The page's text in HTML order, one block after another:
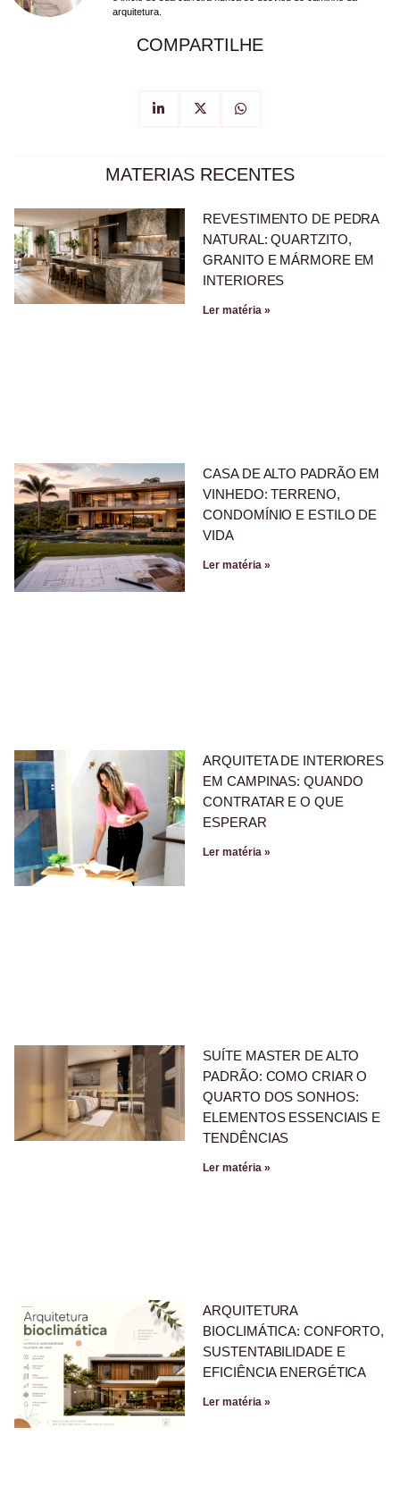
arquitetura.
COMPARTILHE
MATERIAS RECENTES
REVESTIMENTO DE PEDRA
NATURAL: QUARTZITO,
GRANITO E MÁRMORE EM
INTERIORES
Ler matéria »
CASA DE ALTO PADRÃO EM
VINHEDO: TERRENO,
CONDOMÍNIO E ESTILO DE
VIDA
Ler matéria »
ARQUITETA DE INTERIORES
EM CAMPINAS: QUANDO
CONTRATAR E O QUE
ESPERAR
Ler matéria »
SUÍTE MASTER DE ALTO
PADRÃO: COMO CRIAR O
QUARTO DOS SONHOS:
ELEMENTOS ESSENCIAIS E
TENDÊNCIAS
Ler matéria »
ARQUITETURA
BIOCLIMÁTICA: CONFORTO,
SUSTENTABILIDADE E
EFICIÊNCIA ENERGÉTICA
Ler matéria »